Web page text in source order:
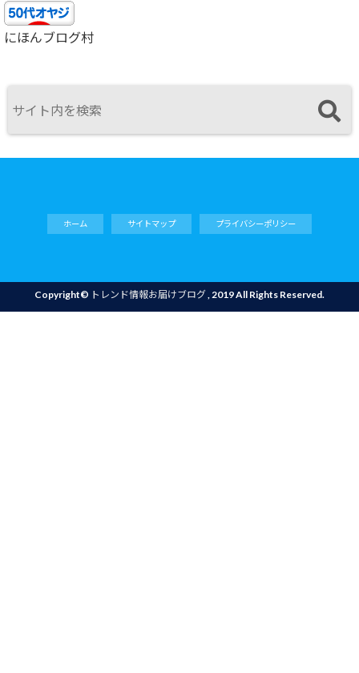
にほんブログ村
ホーム サイトマップ プライバシーポリシー
Copyright© トレンド情報お届けブログ, 2019 All Rights Reserved.